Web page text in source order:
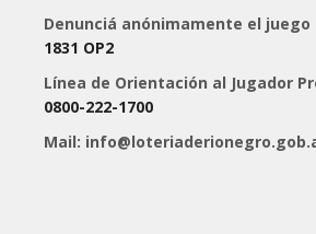
Denunciá anónimamente el juego
1831 OP2
Línea de Orientación al Jugador
0800-222-1700
Mail: